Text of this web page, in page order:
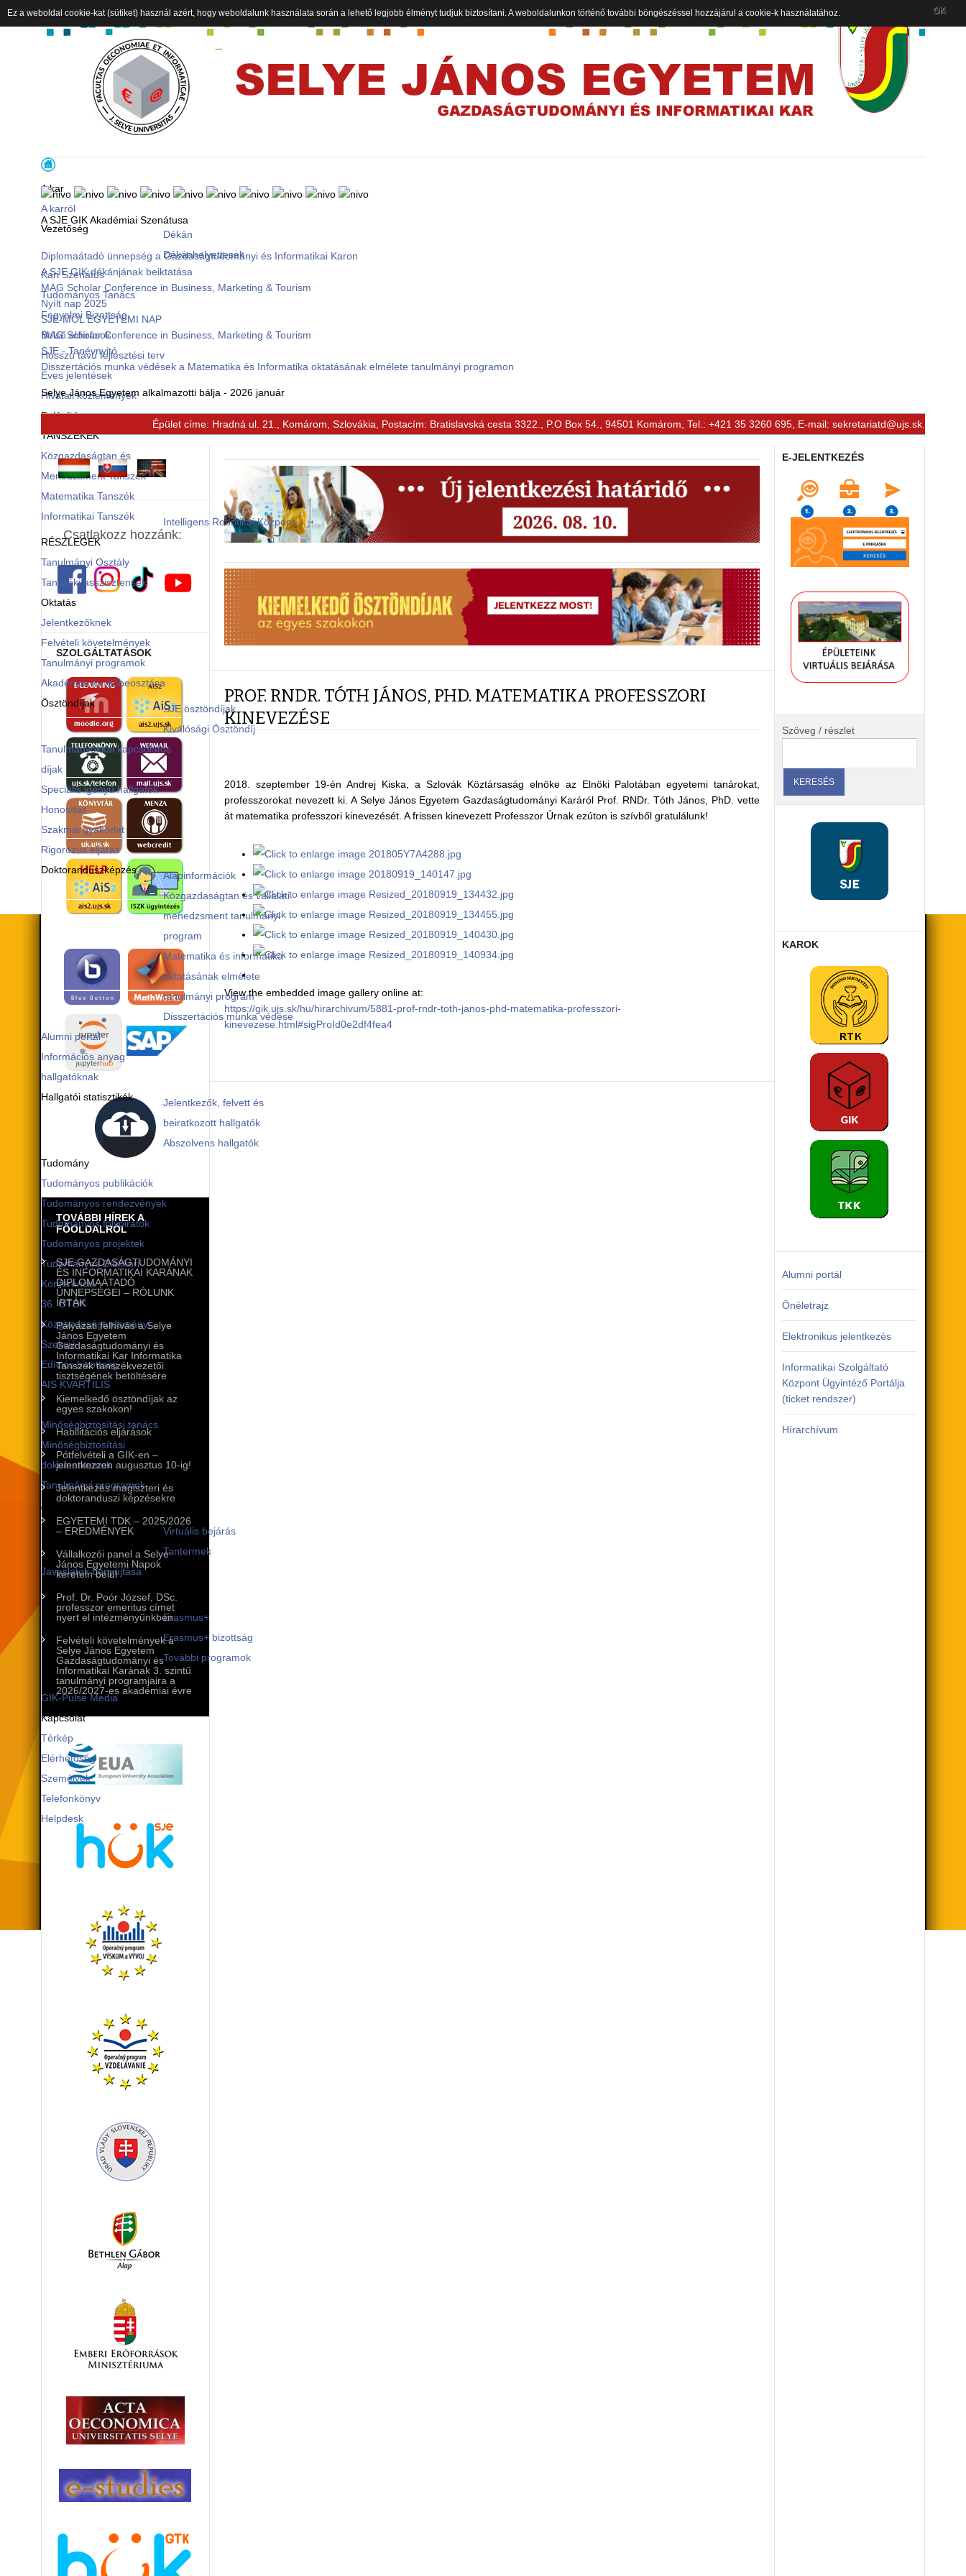
A kar
A karról
Vezetőség
Dékán
Dékánhelyettesek
Kari Szenátus
Tudományos Tanács
Fegyelmi Bizottság
Belső előírások
Hosszú távú fejlesztési terv
Éves jelentések
Hivatali közlemények
Felépítés
TANSZÉKEK
Közgazdaságtan és
Menedzsment Tanszék
Matematika Tanszék
Informatikai Tanszék
Intelligens Robotikai Központ
RÉSZLEGEK
Tanulmányi Osztály
Tanszéki asszisztensek
Oktatás
Jelentkezőknek
Felvételi követelmények
Tanulmányi programok
Akadémiai év időbeosztása
Ösztöndíjak
SJE ösztöndíjak
Kiválósági Ösztöndíj
Tanulmányokkal kapcsolatos
díjak
Speciális igényű hallgatók
Honosítás
Szakmai gyakorlat
Rigorózus eljárás
Doktoranduszképzés
Alapinformációk
Közgazdaságtan és vállalati
menedzsment tanulmányi
program
Matematika és informatika
oktatásának elmélete
tanulmányi program
Disszertációs munka védése
Alumni portál
Információs anyag
hallgatóknak
Hallgatói statisztikák
Jelentkezők, felvett és
beiratkozott hallgatók
Abszolvens hallgatók
Tudomány
Tudományos publikációk
Tudományos rendezvények
Tudományos folyóiratok
Tudományos projektek
Tudományos Diákköri
Konferencia
36. OTDK
Közgazdaságtudományi
Szekció
Edíciós bizottság
AIS KVARTILIS
Minőségbiztosítás
Minőségbiztosítási tanács
Minőségbiztosítási
dokumentumok
Tanulmányi programok
A tanulmányi programok
infrastruktúrája
Virtuális bejárás
Tantermek
Javaslatok benyújtása
Nemzetközi kapcsolatok
Mobilitási programok
Erasmus+
Erasmus+ bizottság
További programok
Kommunikáció és PR
GIK-Pulse Media
Kapcsolat
Térkép
Elérhetőség
Személyek
Telefonkönyv
Helpdesk
A SJE GIK Akadémiai Szenátusa
Diplomaátadó ünnepség a Gazdaságtudományi és Informatikai Karon
A SJE GIK dékánjának beiktatása
MAG Scholar Conference in Business, Marketing & Tourism
Nyílt nap 2025
SJE-MOL EGYETEMI NAP
MAG Scholar Conference in Business, Marketing & Tourism
SJE - Tanévnyitó
Disszertációs munka védések a Matematika és Informatika oktatásának elmélete tanulmányi programon
Selye János Egyetem alkalmazotti bálja - 2026 január
- byVinaGecko.com
Épület címe: Hradná ul. 21., Komárom, Szlovákia, Postacím: Bratislavská cesta 3322., P.O Box 54., 94501 Komárom, Tel.: +421 35 3260 695, E-mail: sekretariatd@ujs.sk
PROF. RNDR. TÓTH JÁNOS, PHD. MATEMATIKA PROFESSZORI
KINEVEZÉSE
2018. szeptember 19-én Andrej Kiska, a Szlovák Köztársaság elnöke az Elnöki Palotában egyetemi tanárokat,
professzorokat nevezett ki. A Selye János Egyetem Gazdaságtudományi Karáról Prof. RNDr. Tóth János, PhD. vette
át matematika professzori kinevezését. A frissen kinevezett Professzor Úrnak ezúton is szívből gratulálunk!
View the embedded image gallery online at:
https://gik.ujs.sk/hu/hirarchivum/5881-prof-rndr-toth-janos-phd-matematika-professzori-
kinevezese.html#sigProId0e2df4fea4
E-JELENTKEZÉS
Szöveg / részlet
KAROK
Alumni portál
Önéletrajz
Elektronikus jelentkezés
Informatikai Szolgáltató
Központ Ügyintéző Portálja
(ticket rendszer)
Hírarchívum
Csatlakozz hozzánk:
SZOLGÁLTATÁSOK
TOVÁBBI HÍREK A
FŐOLDALRÓL
SJE GAZDASÁGTUDOMÁNYI
ÉS INFORMATIKAI KARÁNAK
DIPLOMAÁTADÓ
ÜNNEPSÉGEI – RÓLUNK
ÍRTÁK
Pályázati felhívás a Selye
János Egyetem
Gazdaságtudományi és
Informatikai Kar Informatika
Tanszék tanszékvezetői
tisztségének betöltésére
Kiemelkedő ösztöndíjak az
egyes szakokon!
Habilitációs eljárások
Pótfelvételi a GIK-en –
jelentkezzen augusztus 10-ig!
Jelentkezés magiszteri és
doktoranduszi képzésekre
EGYETEMI TDK – 2025/2026
– EREDMÉNYEK
Vállalkozói panel a Selye
János Egyetemi Napok
keretein belül
Prof. Dr. Poór József, DSc.
professzor emeritus címet
nyert el intézményünkben
Felvételi követelmények a
Selye János Egyetem
Gazdaságtudományi és
Informatikai Karának 3. szintű
tanulmányi programjaira a
2026/2027-es akadémiai évre
Ez a weboldal cookie-kat (sütiket) használ azért, hogy weboldalunk használata során a lehető legjobb élményt tudjuk biztosítani. A weboldalunkon történő további böngészéssel hozzájárul a cookie-k használatához. OK